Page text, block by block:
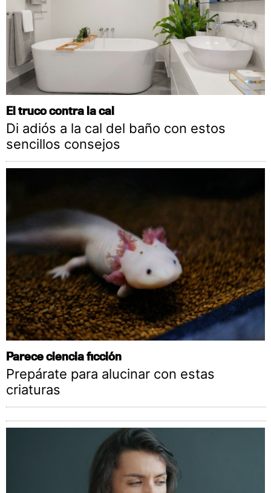
El truco contra la cal
Di adiós a la cal del baño con estos
sencillos consejos
Parece ciencia ficción
Prepárate para alucinar con estas
criaturas